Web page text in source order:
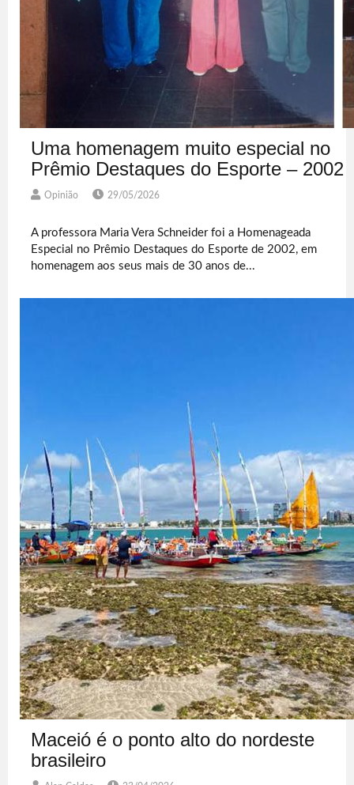
Uma homenagem muito especial no
Prêmio Destaques do Esporte – 2002
Opinião 29/05/2026
A professora Maria Vera Schneider foi a Homenageada
Especial no Prêmio Destaques do Esporte de 2002, em
homenagem aos seus mais de 30 anos de...
Maceió é o ponto alto do nordeste
brasileiro